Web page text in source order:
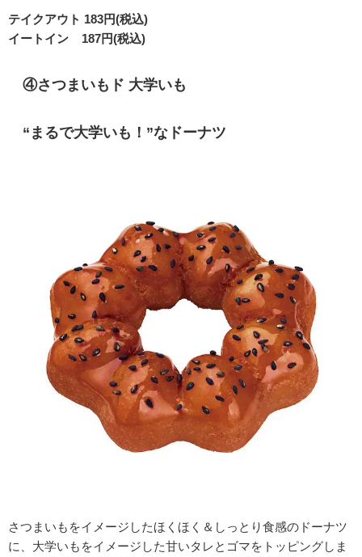
テイクアウト 183円(税込)
イートイン 187円(税込)
④さつまいもド 大学いも
“まるで大学いも！”なドーナツ
さつまいもをイメージしたほくほく＆しっとり食感のドーナツ
に、大学いもをイメージした甘いタレとゴマをトッピングしま